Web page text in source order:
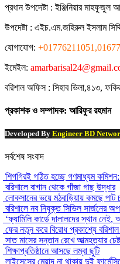
প্রধান ‍উপদেষ্টা : ‍ইঞ্জিনিয়ার মাহফুজুল
উপদেষ্টা : এইচ.এম.জহিরুল ইসলাম
যোগাযোগ:
ইমেইল:
বরিশাল অফিস : সিহাব ভিলা,৪১৩,
প্রকাশক ও সম্পাদক: আরিফুর রহমান
Developed By Engineer BD
সর্বশেষ সংবাদ
শিগগিরই গঠিত হচ্ছে গণমাধ্যম কমিশন:
বরিশালে বাগান থেকে গাঁজা গাছ উদ্ধার
লোকসানের ভয়ে মঠবাড়িয়ায় কমছে পাট
বরিশালে নব নিযুক্ত সিভিল সার্জনের
‘ফ্যামিলি কার্ডে দালালদের স্থান
ফের নতুন করে বিরোধ প্রকাশ্যে
সাত মাসের সন্তান রেখে আত্মহত্যার
শিক্ষাপ্রতিষ্ঠানে আসছে লম্বা ছুটি
লাইসেন্সের মেয়াদ না থাকায় দুই